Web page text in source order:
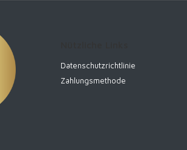
Datenschutzrichtlinie
Zahlungsmethode